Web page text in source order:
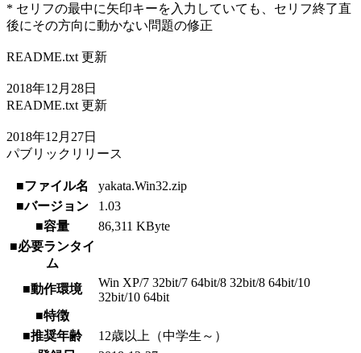
* セリフの最中に矢印キーを入力していても、セリフ終了直
後にその方向に動かない問題の修正
README.txt 更新
2018年12月28日
README.txt 更新
2018年12月27日
パブリックリリース
■ファイル名
yakata.Win32.zip
■バージョン
1.03
■容量
86,311 KByte
■必要ランタイ
ム
■動作環境
Win XP/7 32bit/7 64bit/8 32bit/8 64bit/10
32bit/10 64bit
■特徴
■推奨年齢
12歳以上（中学生～）